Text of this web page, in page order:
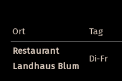
Ort Tag
Restaurant
Landhaus Blum
Di-Fr